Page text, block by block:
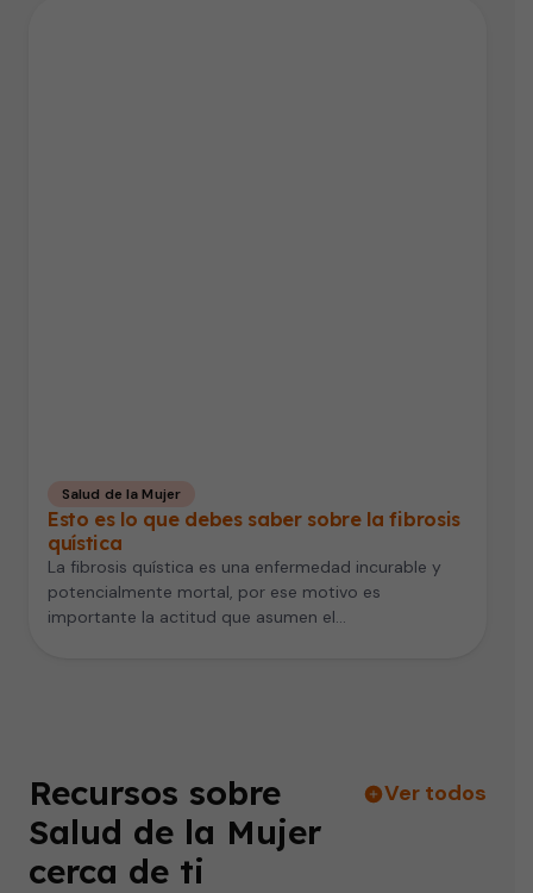
Salud de la Mujer
Esto es lo que debes saber sobre la fibrosis
quística
La fibrosis quística es una enfermedad incurable y
potencialmente mortal, por ese motivo es
importante la actitud que asumen el…
Recursos sobre
Salud de la Mujer
cerca de ti
Ver todos